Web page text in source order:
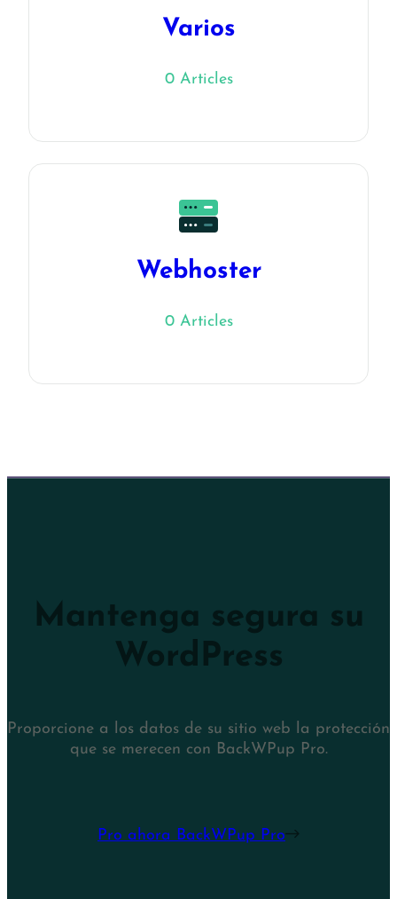
Varios
0 Articles
Webhoster
0 Articles
Mantenga segura su
WordPress
Proporcione a los datos de su sitio web la protección
que se merecen con BackWPup Pro.
Pro ahora BackWPup Pro